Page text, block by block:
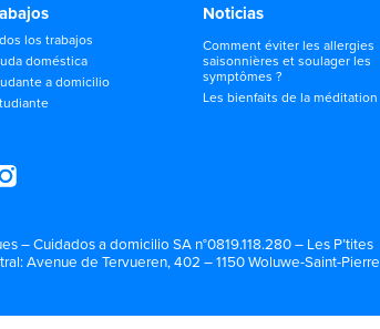
los trabajos
doméstica
a domicilio
Noticias
Comment éviter les allergies
saisonnières et soulager les
symptômes ?
Les bienfaits de la méditation
– Cuidados a domicilio SA n°0819.118.280 – Les P’tites
Avenue de Tervueren, 402 – 1150 Woluwe-Saint-Pierre